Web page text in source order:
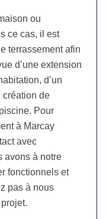
ou
ce cas, il est
terrassement afin
d’une extension
d’un
création de
Pour
à Marcay
avec
avons à notre
fonctionnels et
pas à nous